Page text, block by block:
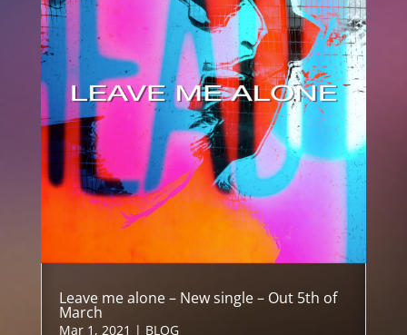
Leave me alone – New single – Out 5th of
March
Mar 1, 2021 | BLOG